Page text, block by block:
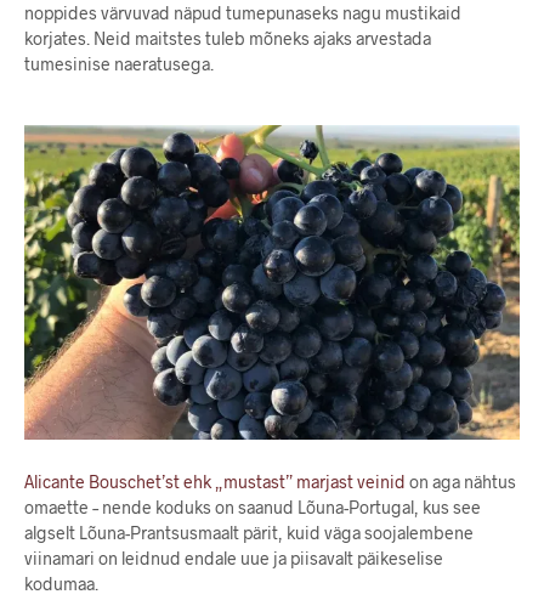
noppides värvuvad näpud tumepunaseks nagu mustikaid
korjates. Neid maitstes tuleb mõneks ajaks arvestada
tumesinise naeratusega.
Alicante Bouschet’st ehk „mustast” marjast veinid on aga nähtus
omaette – nende koduks on saanud Lõuna-Portugal, kus see
algselt Lõuna-Prantsusmaalt pärit, kuid väga soojalembene
viinamari on leidnud endale uue ja piisavalt päikeselise
kodumaa.